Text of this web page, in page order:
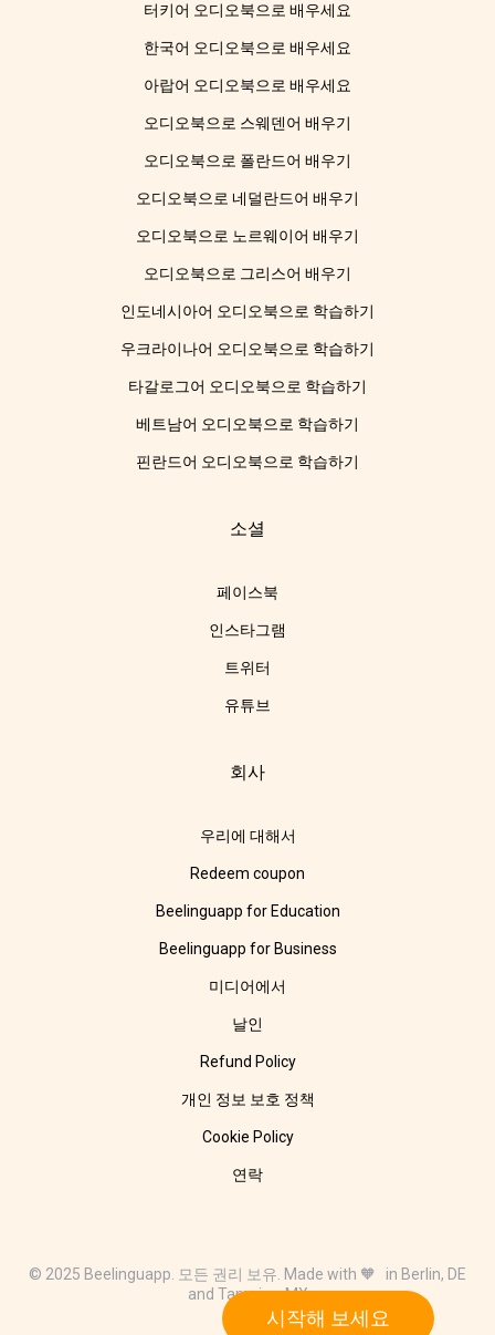
시작해 보세요
터키어 오디오북으로 배우세요
한국어 오디오북으로 배우세요
아랍어 오디오북으로 배우세요
오디오북으로 스웨덴어 배우기
오디오북으로 폴란드어 배우기
오디오북으로 네덜란드어 배우기
오디오북으로 노르웨이어 배우기
오디오북으로 그리스어 배우기
인도네시아어 오디오북으로 학습하기
우크라이나어 오디오북으로 학습하기
타갈로그어 오디오북으로 학습하기
베트남어 오디오북으로 학습하기
핀란드어 오디오북으로 학습하기
소셜
페이스북
인스타그램
트위터
유튜브
회사
우리에 대해서
Redeem coupon
Beelinguapp for Education
Beelinguapp for Business
미디어에서
날인
Refund Policy
개인 정보 보호 정책
Cookie Policy
연락
© 2025 Beelinguapp. 모든 권리 보유. Made with 🧡 in Berlin, DE
and Tampico, MX